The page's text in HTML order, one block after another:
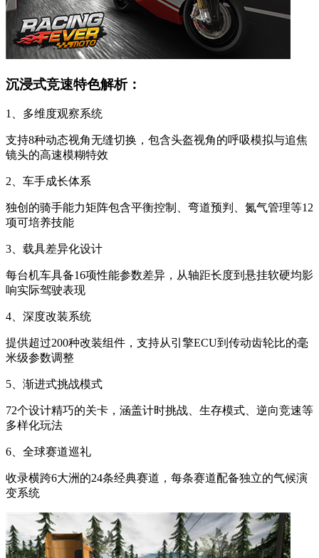
沉浸式竞速特色解析：
1、多维度观察系统
支持8种动态视角无缝切换，包含头盔视角的呼吸模拟与追焦
镜头的高速模糊特效
2、车手成长体系
独创的骑手能力矩阵包含平衡控制、弯道预判、氮气管理等12
项可培养技能
3、载具差异化设计
每台机车具备16项性能参数差异，从轴距长度到悬挂软硬均影
响实际驾驶表现
4、深度改装系统
提供超过200种改装组件，支持从引擎ECU到传动齿轮比的毫
米级参数调整
5、渐进式挑战模式
72个设计精巧的关卡，涵盖计时挑战、生存模式、逆向竞速等
多样化玩法
6、全球赛道巡礼
收录横跨6大洲的24条经典赛道，每条赛道配备独立的气候演
变系统